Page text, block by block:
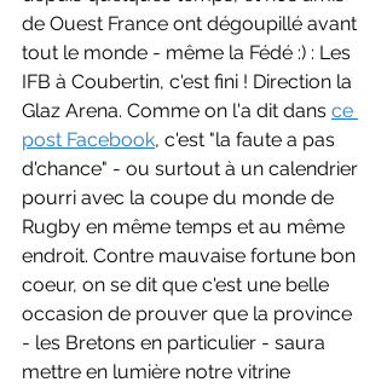
de Ouest France ont dégoupillé avant
tout le monde - même la Fédé :) : Les
IFB à Coubertin, c'est fini ! Direction la
Glaz Arena. Comme on l'a dit dans ce
post Facebook, c'est "la faute a pas
d'chance" - ou surtout à un calendrier
pourri avec la coupe du monde de
Rugby en même temps et au même
endroit. Contre mauvaise fortune bon
coeur, on se dit que c'est une belle
occasion de prouver que la province
- les Bretons en particulier - saura
mettre en lumière notre vitrine